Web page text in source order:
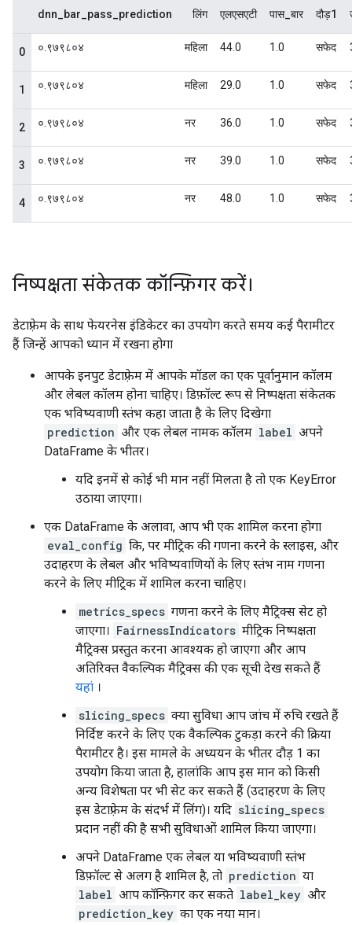
निष्पक्षता संकेतक कॉन्फ़िगर करें।
डेटाफ़्रेम के साथ फेयरनेस इंडिकेटर का उपयोग करते समय कई पैरामीटर
हैं जिन्हें आपको ध्यान में रखना होगा
आपके इनपुट डेटाफ़्रेम में आपके मॉडल का एक पूर्वानुमान कॉलम
और लेबल कॉलम होना चाहिए। डिफ़ॉल्ट रूप से निष्पक्षता संकेतक
एक भविष्यवाणी स्तंभ कहा जाता है के लिए दिखेगा
prediction और एक लेबल नामक कॉलम label अपने
DataFrame के भीतर।
यदि इनमें से कोई भी मान नहीं मिलता है तो एक KeyError
उठाया जाएगा।
एक DataFrame के अलावा, आप भी एक शामिल करना होगा
eval_config कि, पर मीट्रिक की गणना करने के स्लाइस, और
उदाहरण के लेबल और भविष्यवाणियों के लिए स्तंभ नाम गणना
करने के लिए मीट्रिक में शामिल करना चाहिए।
metrics_specs गणना करने के लिए मैट्रिक्स सेट हो
जाएगा। FairnessIndicators मीट्रिक निष्पक्षता
मैट्रिक्स प्रस्तुत करना आवश्यक हो जाएगा और आप
अतिरिक्त वैकल्पिक मैट्रिक्स की एक सूची देख सकते हैं
यहां ।
slicing_specs क्या सुविधा आप जांच में रुचि रखते हैं
निर्दिष्ट करने के लिए एक वैकल्पिक टुकड़ा करने की क्रिया
पैरामीटर है। इस मामले के अध्ययन के भीतर दौड़ 1 का
उपयोग किया जाता है, हालांकि आप इस मान को किसी
अन्य विशेषता पर भी सेट कर सकते हैं (उदाहरण के लिए
इस डेटाफ़्रेम के संदर्भ में लिंग)। यदि slicing_specs
प्रदान नहीं की है सभी सुविधाओं शामिल किया जाएगा।
अपने DataFrame एक लेबल या भविष्यवाणी स्तंभ
डिफ़ॉल्ट से अलग है शामिल है, तो prediction या
label आप कॉन्फ़िगर कर सकते label_key और
prediction_key का एक नया मान।